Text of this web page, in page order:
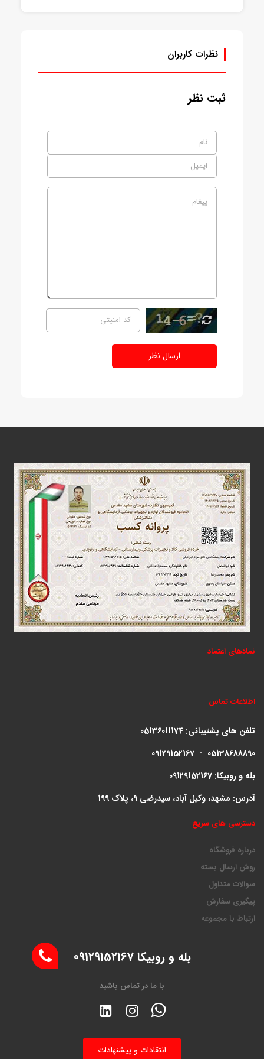
نظرات کاربران
ثبت نظر
ارسال نظر
نمادهای اعتماد
اطلاعات تماس
تلفن های پشتیبانی: 05136011174
09129152167 - 05138688890
بله و روبیکا: 09129152167
آدرس: مشهد، وکیل آباد، سیدرضی 9، پلاک 199
دسترسی های سریع
درباره فروشگاه
روش ارسال بسته
سوالات متداول
پیگیری سفارش
ارتباط با مجموعه
بله و روبیکا 09129152167
با ما در تماس باشید
انتقادات و پیشنهادات